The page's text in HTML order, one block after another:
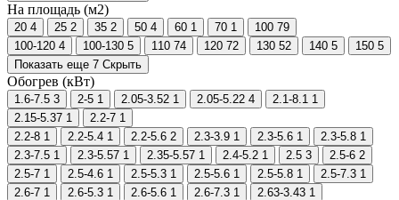
На площадь (м2)
20 4 25 2 35 2 50 4 60 1 70 1 100 79
100-120 4 100-130 5 110 74 120 72 130 52 140 5 150 5
Показать еще 7 Скрыть
Обогрев (кВт)
1.6-7.5 3 2-5 1 2.05-3.52 1 2.05-5.22 4 2.1-8.1 1
2.15-5.37 1 2.2-7 1
2.2-8 1 2.2-5.4 1 2.2-5.6 2 2.3-3.9 1 2.3-5.6 1 2.3-5.8 1
2.3-7.5 1 2.3-5.57 1 2.35-5.57 1 2.4-5.2 1 2.5 3 2.5-6 2
2.5-7 1 2.5-4.6 1 2.5-5.3 1 2.5-5.6 1 2.5-5.8 1 2.5-7.3 1
2.6-7 1 2.6-5.3 1 2.6-5.6 1 2.6-7.3 1 2.63-3.43 1